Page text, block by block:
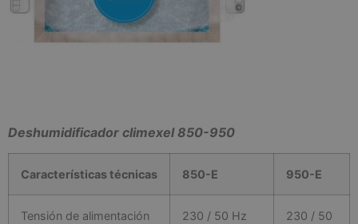
Deshumidificador climexel 850-950
Característicastécnicas 850-E 950-E
Tensión de alimentación
230 / 50 Hz
230 / 50